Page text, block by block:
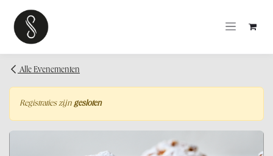
Alle Evenementen
Registraties zijn gesloten